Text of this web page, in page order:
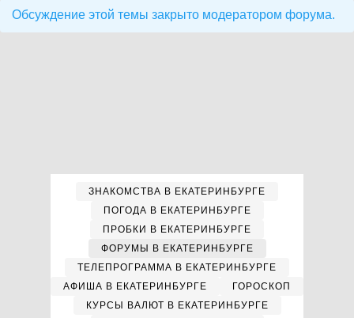
Обсуждение этой темы закрыто модератором форума.
ЗНАКОМСТВА В ЕКАТЕРИНБУРГЕ
ПОГОДА В ЕКАТЕРИНБУРГЕ
ПРОБКИ В ЕКАТЕРИНБУРГЕ
ФОРУМЫ В ЕКАТЕРИНБУРГЕ
ТЕЛЕПРОГРАММА В ЕКАТЕРИНБУРГЕ
АФИША В ЕКАТЕРИНБУРГЕ
ГОРОСКОП
КУРСЫ ВАЛЮТ В ЕКАТЕРИНБУРГЕ